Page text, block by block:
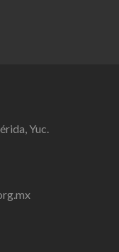
Yuc.